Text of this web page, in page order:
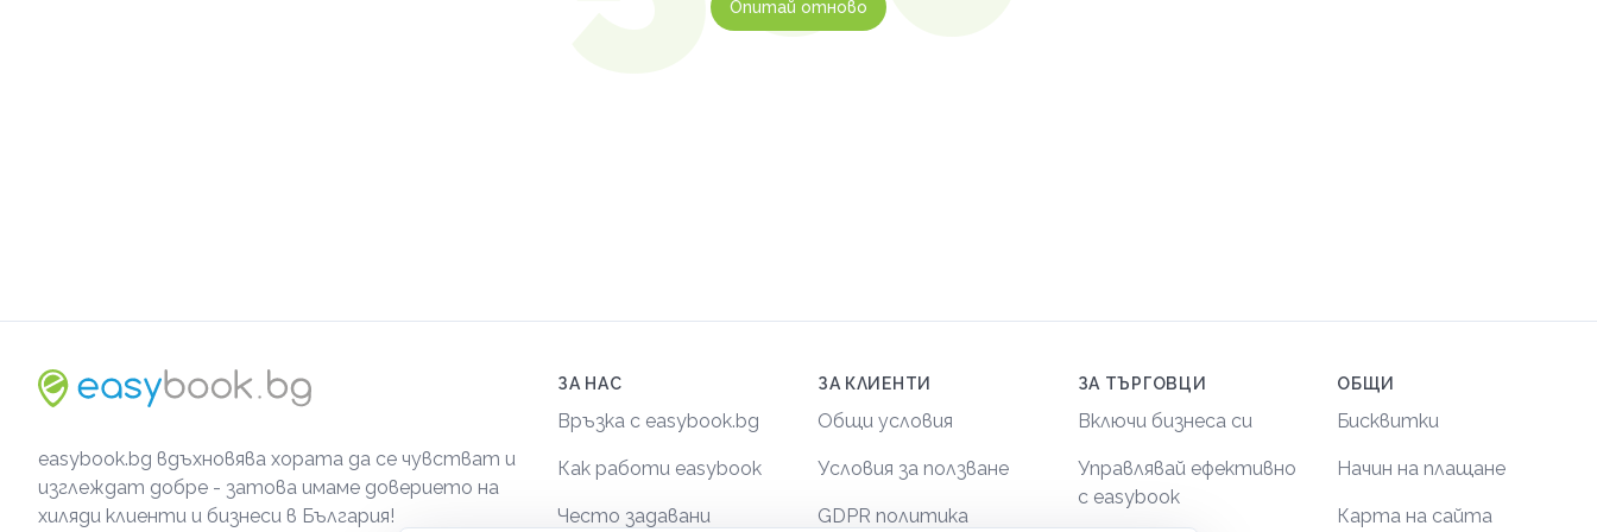
Опитай отново
easybook.bg вдъхновява хората да се чувстват и
изглеждат добре - затова имаме доверието на
хиляди клиенти и бизнеси в България!
ЗА НАС
Връзка с easybook.bg
Как работи easybook
Често задавани
ЗА КЛИЕНТИ
Общи условия
Условия за ползване
GDPR политика
ЗА ТЪРГОВЦИ
Включи бизнеса си
Управлявай ефективно
с easybook
ОБЩИ
Бисквитки
Начин на плащане
Карта на сайта